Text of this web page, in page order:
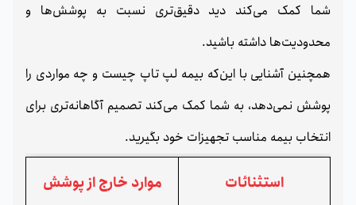
شما کمک می‌کند دید دقیق‌تری نسبت به پوشش‌ها و
محدودیت‌ها داشته باشید.
همچنین آشنایی با این‌که بیمه لپ تاپ چیست و چه مواردی را
پوشش نمی‌دهد، به شما کمک می‌کند تصمیم آگاهانه‌تری برای
انتخاب بیمه مناسب تجهیزات خود بگیرید.
استثنائات موارد خارج از پوشش